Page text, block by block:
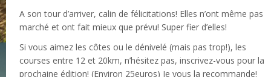
A son tour d’arriver, calin de félicitations! Elles n’ont même pas
marché et ont fait mieux que prévu! Super fier d’elles!
Si vous aimez les côtes ou le dénivelé (mais pas trop!), les
courses entre 12 et 20km, n’hésitez pas, inscrivez-vous pour la
prochaine édition! (Environ 25euros) Je vous la recommande!